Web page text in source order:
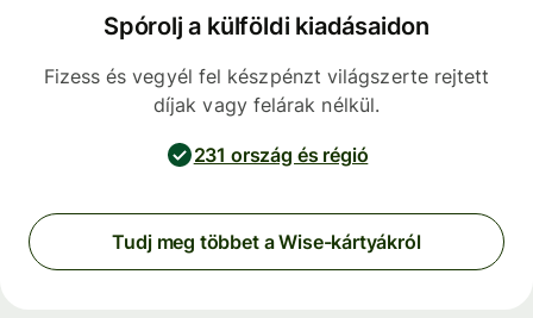
Spórolj a külföldi kiadásaidon
Fizess és vegyél fel készpénzt világszerte rejtett
díjak vagy felárak nélkül.
231 ország és régió
Tudj meg többet a Wise-kártyákról